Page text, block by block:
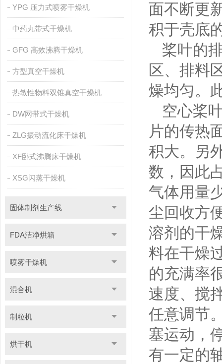
YPG 压力式喷雾干燥机
中药丸带式干燥机
GFG 高效沸腾干燥机
方型真空干燥机
热敏性物料双锥真空干燥机
DW网带式干燥机
ZLG振动流化床干燥机
XF卧式沸腾床干燥机
XSG闪蒸干燥机
固体制剂生产线
FDA洁净烘箱
喷雾干燥机
混合机
制粒机
烘干机
面不断更
积于壳底
桨叶的
区、排料
燥均匀。
空心桨
片的传热
积大。另
数，因此
气体用量
尘回收方
溶剂的干
料在干燥
的充满率
速度、搅
任意调节
塞运动，
有一定的